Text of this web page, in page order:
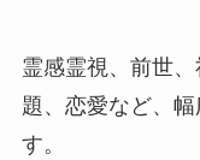
霊感霊視、前世
題、恋愛など、
す。